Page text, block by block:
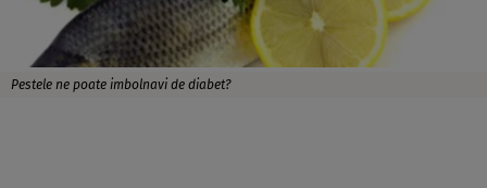
Pestele ne poate imbolnavi de diabet?